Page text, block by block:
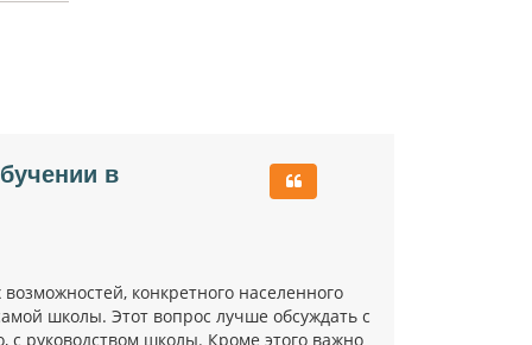
в
конкретного населенного
школы. Этот вопрос лучше обсуждать с
с руководством школы. Кроме этого важно